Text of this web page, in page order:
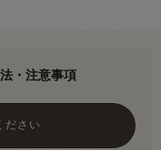
・注意事項
ださい